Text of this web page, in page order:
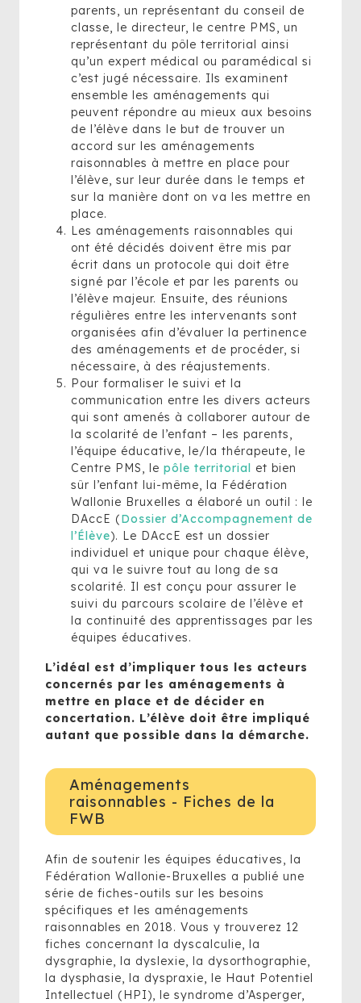
parents, un représentant du conseil de
classe, le directeur, le centre PMS, un
représentant du pôle territorial ainsi
qu’un expert médical ou paramédical si
c’est jugé nécessaire. Ils examinent
ensemble les aménagements qui
peuvent répondre au mieux aux besoins
de l’élève dans le but de trouver un
accord sur les aménagements
raisonnables à mettre en place pour
l’élève, sur leur durée dans le temps et
sur la manière dont on va les mettre en
place.
Les aménagements raisonnables qui
ont été décidés doivent être mis par
écrit dans un protocole qui doit être
signé par l’école et par les parents ou
l’élève majeur. Ensuite, des réunions
régulières entre les intervenants sont
organisées afin d’évaluer la pertinence
des aménagements et de procéder, si
nécessaire, à des réajustements.
Pour formaliser le suivi et la
communication entre les divers acteurs
qui sont amenés à collaborer autour de
la scolarité de l’enfant – les parents,
l’équipe éducative, le/la thérapeute, le
Centre PMS, le pôle territorial et bien
sûr l’enfant lui-même, la Fédération
Wallonie Bruxelles a élaboré un outil : le
DAccE (Dossier d’Accompagnement de
l’Élève). Le DAccE est un dossier
individuel et unique pour chaque élève,
qui va le suivre tout au long de sa
scolarité. Il est conçu pour assurer le
suivi du parcours scolaire de l’élève et
la continuité des apprentissages par les
équipes éducatives.
L’idéal est d’impliquer tous les acteurs
concernés par les aménagements à
mettre en place et de décider en
concertation. L’élève doit être impliqué
autant que possible dans la démarche.
Aménagements
raisonnables - Fiches de la
FWB
Afin de soutenir les équipes éducatives, la
Fédération Wallonie-Bruxelles a publié une
série de fiches-outils sur les besoins
spécifiques et les aménagements
raisonnables en 2018. Vous y trouverez 12
fiches concernant la dyscalculie, la
dysgraphie, la dyslexie, la dysorthographie,
la dysphasie, la dyspraxie, le Haut Potentiel
Intellectuel (HPI), le syndrome d’Asperger,